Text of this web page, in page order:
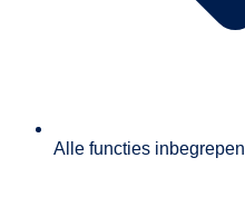
Alle functies inbegrepen